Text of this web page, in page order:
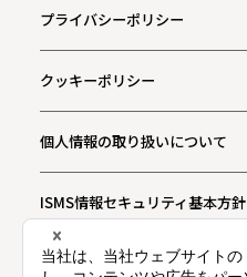
プライバシーポリシー
クッキーポリシー
個人情報の取り扱いについて
ISMS情報セキュリティ基本方針
お問い合わせ